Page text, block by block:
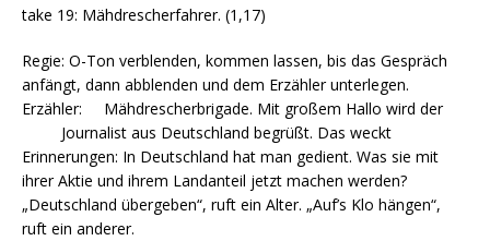
take 19: Mähdrescherfahrer. (1,17)
Regie: O-Ton verblenden, kommen lassen, bis das Gespräch
anfängt, dann abblenden und dem Erzähler unterlegen.
Erzähler: Mähdrescherbrigade. Mit großem Hallo wird der
Journalist aus Deutschland begrüßt. Das weckt
Erinnerungen: In Deutschland hat man gedient. Was sie mit
ihrer Aktie und ihrem Landanteil jetzt machen werden?
„Deutschland übergeben“, ruft ein Alter. „Auf’s Klo hängen“,
ruft ein anderer.